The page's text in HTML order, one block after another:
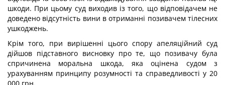
шкоди. При цьому суд виходив із того, що відповідачем не
доведено відсутність вини в отриманні позивачем тілесних
ушкоджень.
Крім того, при вирішенні цього спору апеляційний суд
дійшов підставного висновку про те, що позивачу була
спричинена моральна шкода, яка оцінена судом з
урахуванням принципу розумності та справедливості у 20